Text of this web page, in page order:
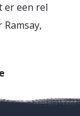
er een rel